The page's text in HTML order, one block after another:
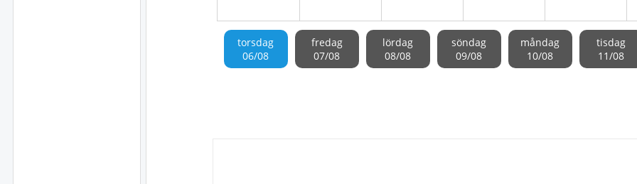
torsdag
06/08
fredag
07/08
lördag
08/08
söndag
09/08
måndag
10/08
tisdag
11/08